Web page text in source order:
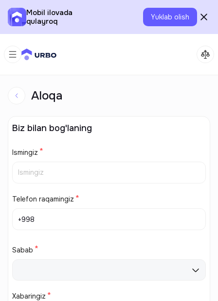
Mobil ilovada
qulayroq
Yuklab olish
Aloqa
Biz bilan bog'laning
Ismingiz
Telefon raqamingiz
Sabab
Xabaringiz